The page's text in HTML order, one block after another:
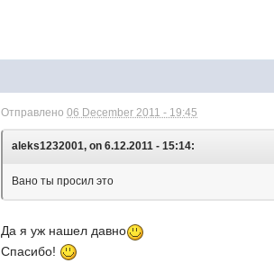
Отправлено06 December 2011 - 19:45
aleks1232001, on 6.12.2011 - 15:14:
Вано ты просил это
Да я уж нашел давно
Спасибо!